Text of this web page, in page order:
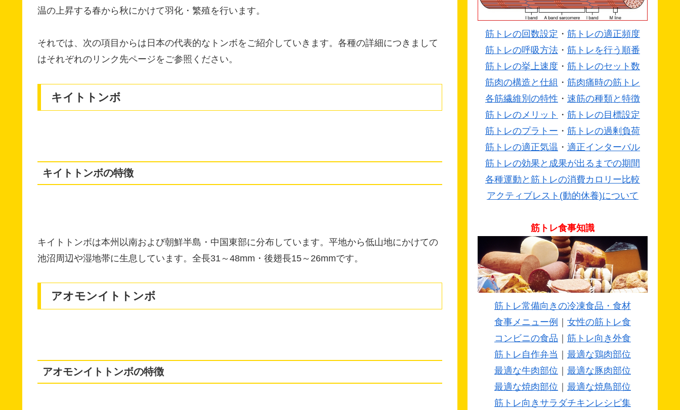
温の上昇する春から秋にかけて羽化・繁殖を行います。
それでは、次の項目からは日本の代表的なトンボをご紹介していきます。各種の詳細につきまして
はそれぞれのリンク先ページをご参照ください。
キイトトンボ
キイトトンボの特徴
キイトトンボは本州以南および朝鮮半島・中国東部に分布しています。平地から低山地にかけての
池沼周辺や湿地帯に生息しています。全長31～48mm・後翅長15～26mmです。
アオモンイトトンボ
アオモンイトトンボの特徴
筋トレの回数設定 ・ 筋トレの適正頻度
筋トレの呼吸方法 ・ 筋トレを行う順番
筋トレの挙上速度 ・ 筋トレのセット数
筋肉の構造と仕組 ・ 筋肉痛時の筋トレ
各筋繊維別の特性 ・ 速筋の種類と特徴
筋トレのメリット ・ 筋トレの目標設定
筋トレのプラトー ・ 筋トレの過剰負荷
筋トレの適正気温 ・ 適正インターバル
筋トレの効果と成果が出るまでの期間
各種運動と筋トレの消費カロリー比較
アクティブレスト(動的休養)について
筋トレ食事知識
筋トレ常備向きの冷凍食品・食材
食事メニュー例
女性の筋トレ食
コンビニの食品
筋トレ向き外食
筋トレ自作弁当
最適な鶏肉部位
最適な牛肉部位
最適な豚肉部位
最適な焼肉部位
最適な焼鳥部位
筋トレ向きサラダチキンレシピ集